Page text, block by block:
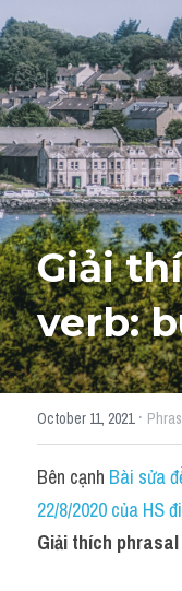
Giải đề thi
Lời khuyên
Giải đề thi
Academic
Phrase
Phrasal Verb
Idioms đồng
Idioms trái
Antonym
Idiom
Grammar
HỌC THỬ
Giải
verb:
October 11, 2021·
Bên cạnh Bài sửa
22/8/2020 của HS
Giải thích